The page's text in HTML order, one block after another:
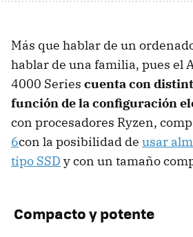
Más que hablar de un
hablar de una familia, pues el
4000 Series cuenta con
función de la configuración
con procesadores Ryzen,
6con la posibilidad de usar
tipo SSD y con un tamaño
Compacto y potente